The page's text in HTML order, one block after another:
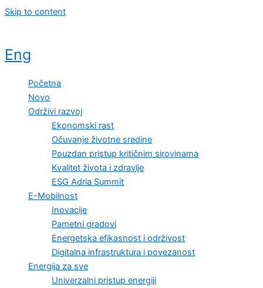
Skip to content
Eng
Početna
Novo
Održivi razvoj
Ekonomski rast
Očuvanje životne sredine
Pouzdan pristup kritičnim sirovinama
Kvalitet života i zdravlje
ESG Adria Summit
E-Mobilnost
Inovacije
Pametni gradovi
Energetska efikasnost i održivost
Digitalna infrastruktura i povezanost
Energija za sve
Univerzalni pristup energiji